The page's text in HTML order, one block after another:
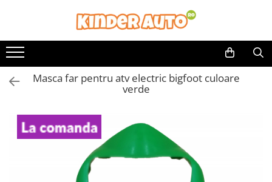
Toate Produsele
Produse in stoc
Masinute electrice
ATV & UTV Electrice
Vehicule electrice adulti
Vehicule speciale copii
Motociclete Drift-Trike
Masinute electrice Mercedes
Masca far pentru atv electric bigfoot culoare
verde